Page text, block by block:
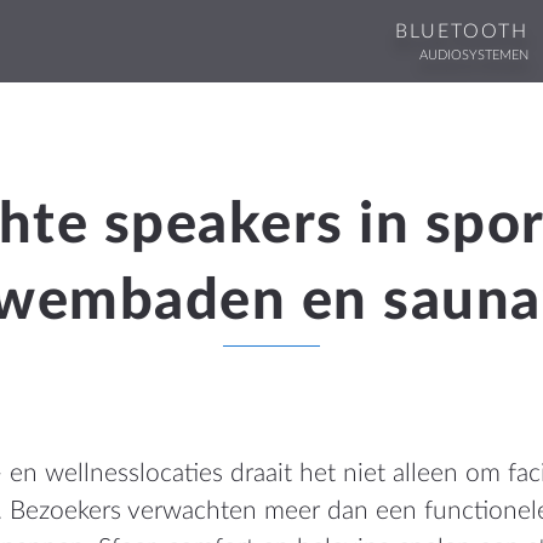
BLUETOOTH
AUDIOSYSTEMEN
speakers in
en
wellnesslocaties draait het niet alleen om
Bezoekers verwachten meer dan een
en Brochures
Voorwaarden
WEBSHOP
MEER